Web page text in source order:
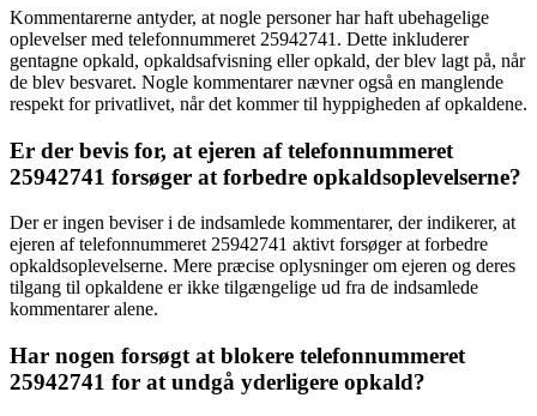
Kommentarerne antyder, at nogle personer har haft ubehagelige
oplevelser med telefonnummeret 25942741. Dette inkluderer
gentagne opkald, opkaldsafvisning eller opkald, der blev lagt på, når
de blev besvaret. Nogle kommentarer nævner også en manglende
respekt for privatlivet, når det kommer til hyppigheden af opkaldene.
Er der bevis for, at ejeren af telefonnummeret
25942741 forsøger at forbedre opkaldsoplevelserne?
Der er ingen beviser i de indsamlede kommentarer, der indikerer, at
ejeren af telefonnummeret 25942741 aktivt forsøger at forbedre
opkaldsoplevelserne. Mere præcise oplysninger om ejeren og deres
tilgang til opkaldene er ikke tilgængelige ud fra de indsamlede
kommentarer alene.
Har nogen forsøgt at blokere telefonnummeret
25942741 for at undgå yderligere opkald?